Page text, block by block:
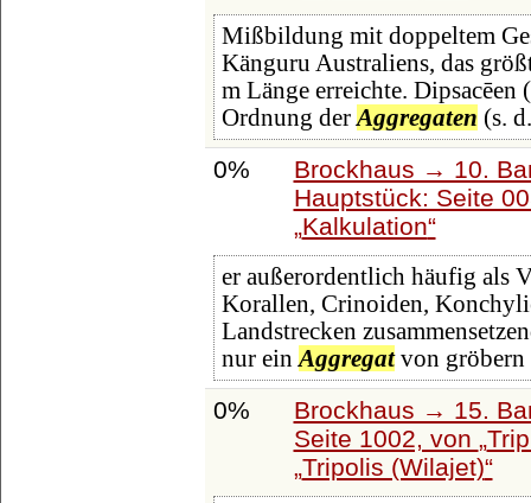
Mißbildung mit doppeltem
Känguru Australiens, das
m Länge erreichte. Dipsacēen
Ordnung der Aggregaten (s.
0%
Brockhaus → 10.
Hauptstück: Seite
Kalkulation
er außerordentlich häufig als
Korallen, Crinoiden,
Landstrecken
nur ein Aggregatvon gröbern
0%
Brockhaus → 15.
Seite 1002, von
Tripolis (Wilajet)